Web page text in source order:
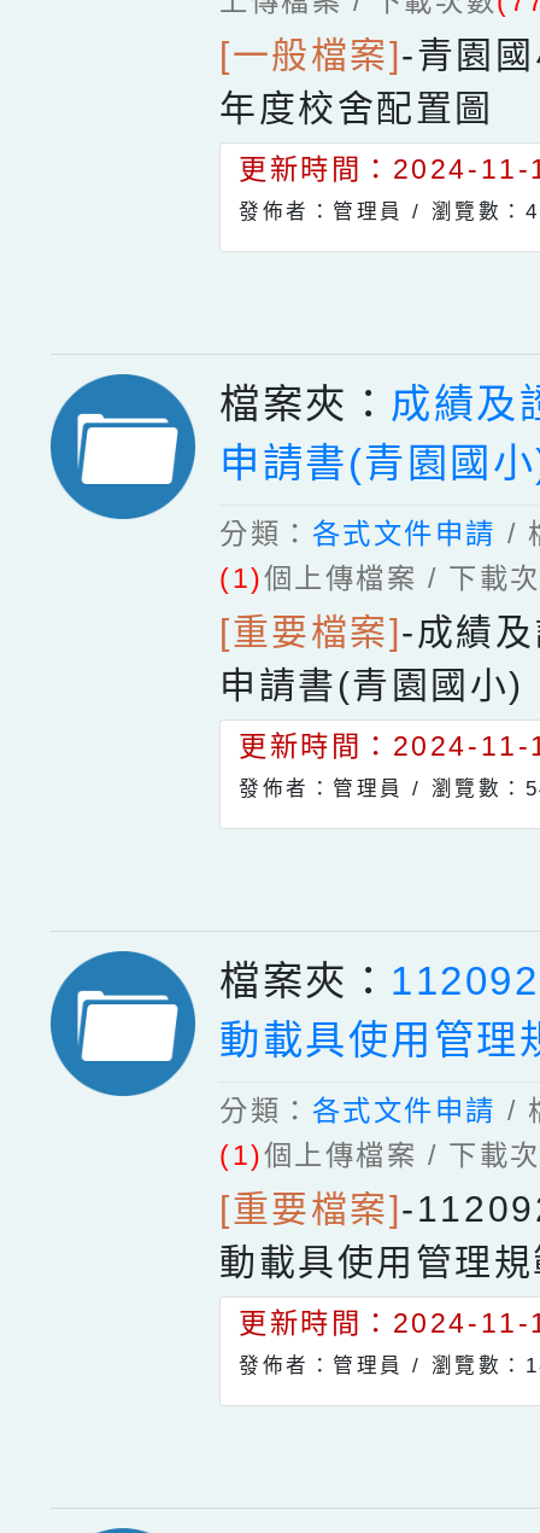
[一般檔案]-青園
年度校舍配置圖
更新時間：2024-
發佈者：管理員 / 瀏覽數：
檔案夾： 成績及
申請書(青園國
分類： 各式文件申請 /
(1)個上傳檔案 / 下載
[重要檔案]-成績
申請書(青園國小)
更新時間：2024-
發佈者：管理員 / 瀏覽數：
檔案夾：
動載具使用管理
分類： 各式文件申請 /
(1)個上傳檔案 / 下載
[重要檔案]-
動載具使用管理
更新時間：2024-
發佈者：管理員 / 瀏覽數：